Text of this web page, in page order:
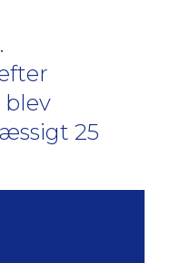
blev
25